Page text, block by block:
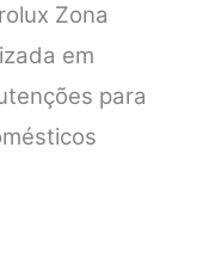
Zona
em
para